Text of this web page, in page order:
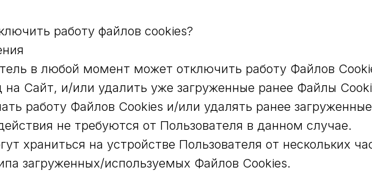
работу файлов cookies?
в любой момент может отключить работу Файлов
на Сайт, и/или удалить уже загруженные ранее Файлы
работу Файлов Cookies и/или удалять ранее
не требуются от Пользователя в данном случае.
храниться на устройстве Пользователя от нескольких
загруженных/используемых Файлов Cookies.